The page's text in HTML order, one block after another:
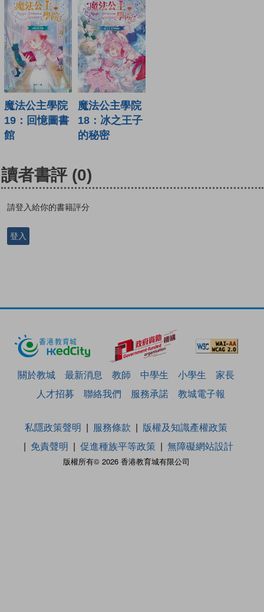
魔法公主學院
19：回憶圖書
館
魔法公主學院
18：冰之王子
的秘密
讀者書評 (0)
請登入給你的書籍評分
登入
關於教城 最新消息 教師 中學生 小學生
家長
人才招募
聯絡我們 服務承諾 教城電子報
版權所有© 2026 香港教育城有限公司
私隱政策聲明 服務條款
版權及知識產權政策
免責聲明
促進種族平等政策 無障礙網站設計